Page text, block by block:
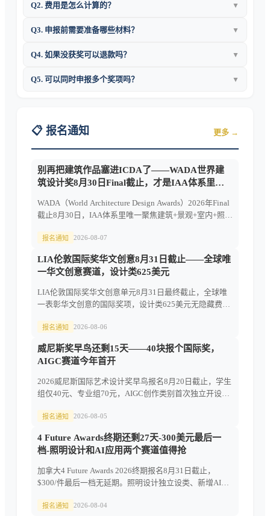
📋 报名通知 更多 →
别再把建筑作品塞进ICDA了——WADA世界建
筑设计奖8月30日Final截止，才是IAA体系里建
WADA（World Architecture Design Awards）2026年Final
截止8月30日，IAA体系里唯一聚焦建筑+景观+室内+照明
ICDA/IPDA/MUSE的赛道选择策略。
报名通知 2026-08-07
LIA伦敦国际奖华文创意8月31日截止——全球唯
一华文创意赛道，设计类625美元
LIA伦敦国际奖华文创意单元8月31日最终截止，全球唯
一表彰华文创意的国际奖项，设计类625美元无隐藏费，
报名通知 2026-08-06
威尼斯奖早鸟还剩15天——40块报个国际奖，
AIGC赛道今年首开
2026威尼斯国际艺术设计奖早鸟报名8月20日截止，学生
组仅40元、专业组70元，AIGC创作类别首次独立开设。
报名通知 2026-08-05
4 Future Awards终期还剩27天-300美元最后一
档-照明设计和AI应用两个赛道值得抢
加拿大4 Future Awards 2026终期报名8月31日截止，
$300/件最后一档无延期。照明设计独立设类、新增AI应
报名通知 2026-08-04
Q2. 费用是怎么计算的？ ▼
Q3. 申报前需要准备哪些材料？ ▼
Q4. 如果没获奖可以退款吗？ ▼
Q5. 可以同时申报多个奖项吗？ ▼